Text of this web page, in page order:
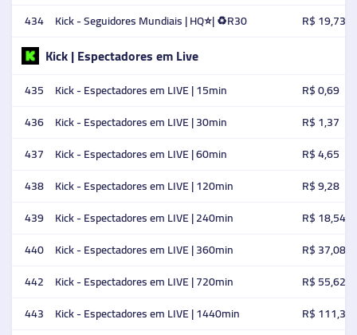
434 Kick - Seguidores Mundiais | HQ⭐️| ♻️R30 R$ 19,73
Kick | Espectadores em Live
435 Kick - Espectadores em LIVE | 15min
R$ 0,69
436 Kick - Espectadores em LIVE | 30min
R$ 1,37
437
Kick - Espectadores em LIVE | 60min
R$ 4,65
438 Kick - Espectadores em LIVE | 120min
R$ 9,28
439 Kick - Espectadores em LIVE | 240min
R$ 18,54
440 Kick - Espectadores em LIVE | 360min
R$ 37,08
442
Kick - Espectadores em LIVE | 720min
R$ 55,62
443
Kick - Espectadores em LIVE | 1440min R$ 111,35